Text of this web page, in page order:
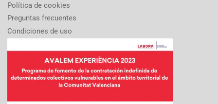
Política de cookies
Preguntas frecuentes
Condiciones de uso